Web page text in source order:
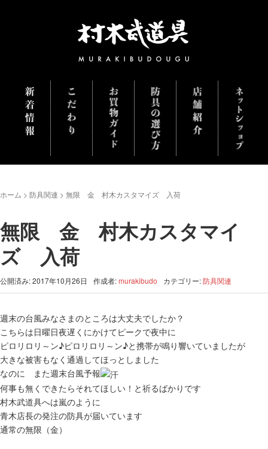
ホーム > 防具関連 > 無限 金 村木カスタマイズ 入荷
無限 金 村木カスタマイ
ズ 入荷
公開済み: 2017年10月26日 作成者:murakibudo カテゴリー:防具関連
週末の台風みなさまのところは大丈夫でしたか？
こちらは日曜日夜遅くにかけてピークで夜中に
ピロリロリ～ン♪ピロリロリ～ン♪と携帯が鳴り響いていましたが
大きな被害もなく通過してほっとしました
なのに また週末台風予報
何事も無くできたらそれてほしい！と祈るばかりです
村木武道具へは嵐のように
青木店長の発注の防具が届いています
通常の無限（金）